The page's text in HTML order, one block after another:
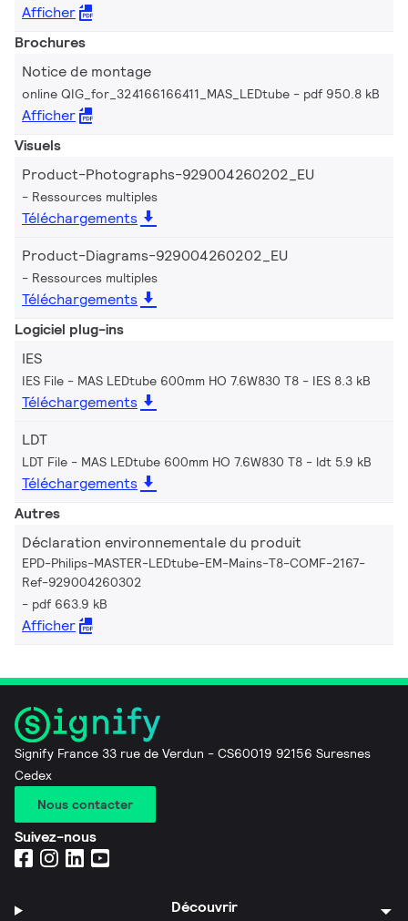
Afficher
Brochures
Notice de montage
online QIG_for_324166166411_MAS_LEDtube pdf 950.8 kB
Afficher
Visuels
Product-Photographs-929004260202_EU
Ressources multiples
Téléchargements
Product-Diagrams-929004260202_EU
Ressources multiples
Téléchargements
Logiciel plug-ins
IES
IES File - MAS LEDtube 600mm HO 7.6W830 T8 IES 8.3 kB
Téléchargements
LDT
LDT File - MAS LEDtube 600mm HO 7.6W830 T8 ldt 5.9 kB
Téléchargements
Autres
Déclaration environnementale du produit
EPD-Philips-MASTER-LEDtube-EM-Mains-T8-COMF-2167-
Ref-929004260302
pdf 663.9 kB
Afficher
Signify France 33 rue de Verdun - CS60019 92156 Suresnes
Cedex
Nous contacter
Suivez-nous
Découvrir